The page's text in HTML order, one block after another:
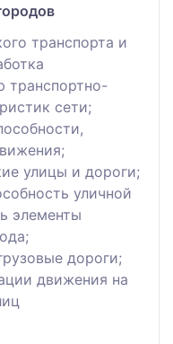
транспорта и
транспортно-
сети;
улицы и дороги;
уличной
элементы
дороги;
движения на